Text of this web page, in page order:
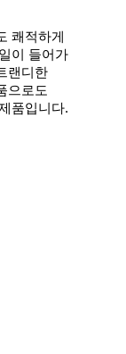
쾌적하게
이 들어가
랜디한
으로도
품입니다.